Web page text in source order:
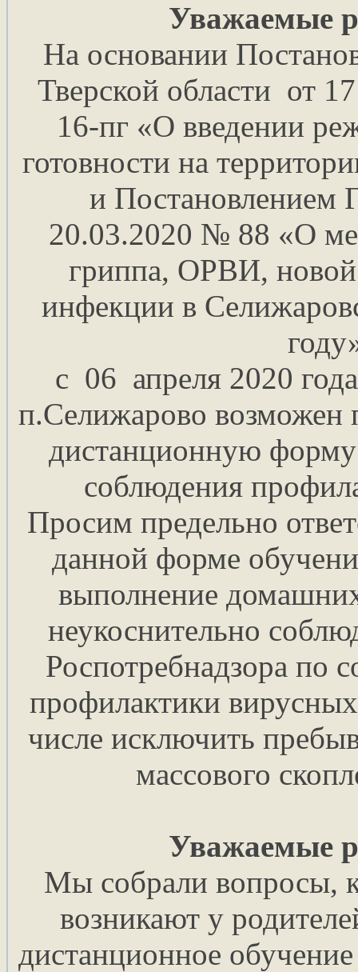
Уважаемые
На основании
Тверской области от
16-пг «О введении
готовности на
и Постановлением
20.03.2020 № 88 «О
гриппа, ОРВИ, новой
инфекции в
с 06 апреля 2020
п.Селижарово возможен
дистанционную
соблюдения
Просим предельно
данной форме
выполнение
неукоснительно
Роспотребнадзора по
профилактики
числе исключить
массового
Уважаемые
Мы собрали вопросы,
возникают у
дистанционное